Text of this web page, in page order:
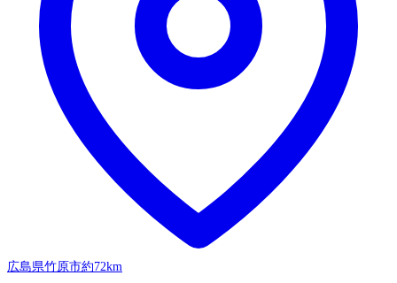
広島県竹原市約72km